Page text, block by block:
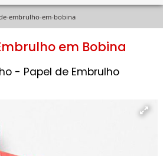
embrulho-em-bobina
em Bobina
- Papel de Embrulho